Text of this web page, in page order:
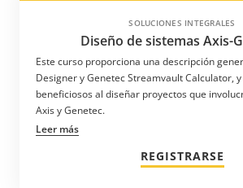
SOLUCIONES INTEGRALES
Diseño de sistemas Axis-
Este curso proporciona una descripción
Designer y Genetec Streamvault Calculator,
beneficiosos al diseñar proyectos que
Axis y Genetec.
Leer más
REGISTRARSE